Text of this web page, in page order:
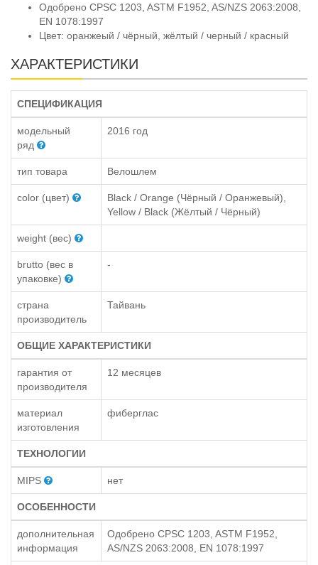
Одобрено CPSC 1203, ASTM F1952, AS/NZS 2063:2008,
EN 1078:1997
Цвет: оранжеый / чёрный, жёлтый / черный / красный
ХАРАКТЕРИСТИКИ
СПЕЦИФИКАЦИЯ
модельный
ряд
2016 год
тип товара Велошлем
color (цвет)
Black / Orange (Чёрный / Оранжевый),
Yellow / Black (Жёлтый / Чёрный)
weight (вес)
brutto (вес в
упаковке)
-
страна
производитель
Тайвань
ОБЩИЕ ХАРАКТЕРИСТИКИ
гарантия от
производителя
12 месяцев
материал
изготовления
фиберглас
ТЕХНОЛОГИИ
MIPS нет
ОСОБЕННОСТИ
дополнительная
информация
Одобрено CPSC 1203, ASTM F1952,
AS/NZS 2063:2008, EN 1078:1997